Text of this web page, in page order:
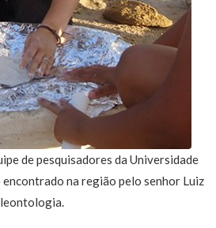
de pesquisadores da Universidade
na região pelo senhor Luiz